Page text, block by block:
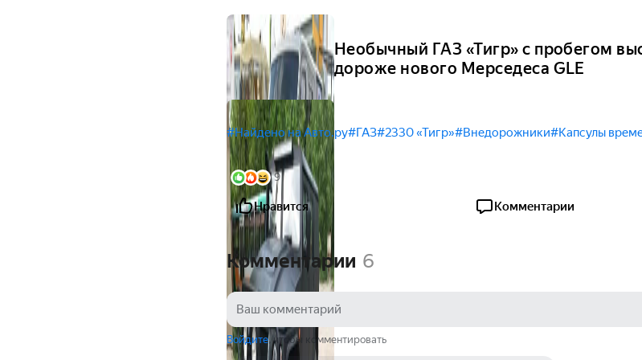
Необычный ГАЗ «Тигр» с пробегом
дороже нового Мерседеса GLE
#Найдено на Авто.ру#ГАЗ#2330 «Тигр»#Внедорожники#Капсулы
9
Нравится Комментарии
Комментарии 6
Войдите, чтобы комментировать